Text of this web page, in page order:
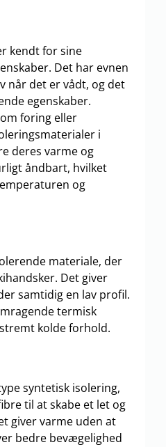
kendt for sine
Det har evnen
når det er vådt, og det
egenskaber.
foring eller
i
deres varme og
åndbart, hvilket
og
materiale, der
Det giver
samtidig en lav profil.
termisk
kolde forhold.
syntetisk isolering,
til at skabe et let og
giver varme uden at
bedre bevægelighed